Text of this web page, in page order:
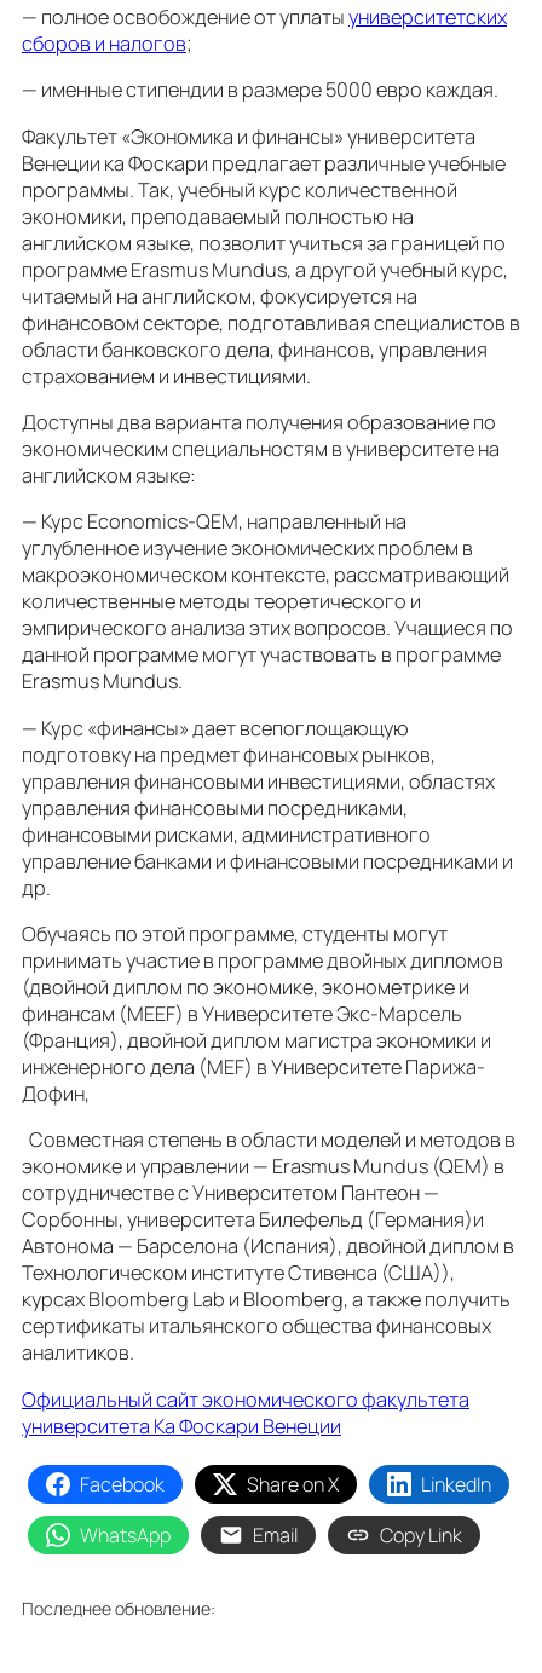
— полное освобождение от уплатыуниверситетских
сборов и налогов;
— именные стипендии в размере 5000 евро каждая.
Факультет «Экономика и финансы» университета
Венеции ка Фоскари предлагает различные учебные
программы. Так, учебный курс количественной
экономики, преподаваемый полностью на
английском языке, позволит учиться за границей по
программе Erasmus Mundus, а другой учебный курс,
читаемый на английском, фокусируется на
финансовом секторе, подготавливая специалистов в
области банковского дела, финансов, управления
страхованием и инвестициями.
Доступны два варианта получения образование по
экономическим специальностям в университете на
английском языке:
— Курс Economics-QEM, направленный на
углубленное изучение экономических проблем в
макроэкономическом контексте, рассматривающий
количественные методы теоретического и
эмпирического анализа этих вопросов. Учащиеся по
данной программе могут участвовать в программе
Erasmus Mundus.
— Курс «финансы» дает всепоглощающую
подготовку на предмет финансовых рынков,
управления финансовыми инвестициями, областях
управления финансовыми посредниками,
финансовыми рисками, административного
управление банками и финансовыми посредниками и
др.
Обучаясь по этой программе, студенты могут
принимать участие в программе двойных дипломов
(двойной диплом по экономике, эконометрике и
финансам (MEEF) в Университете Экс-Марсель
(Франция), двойной диплом магистра экономики и
инженерного дела (MEF) в Университете Парижа-
Дофин,
Совместная степень в области моделей и методов в
экономике и управлении — Erasmus Mundus (QEM) в
сотрудничестве с Университетом Пантеон —
Сорбонны, университета Билефельд (Германия)и
Автонома — Барселона (Испания), двойной диплом в
Технологическом институте Стивенса (США)),
курсах Bloomberg Lab и Bloomberg, а также получить
сертификаты итальянского общества финансовых
аналитиков.
Официальный сайт экономического факультета
университета Ка Фоскари Венеции
Facebook Share on X
LinkedIn
WhatsApp
Email Copy Link
Последнее обновление: